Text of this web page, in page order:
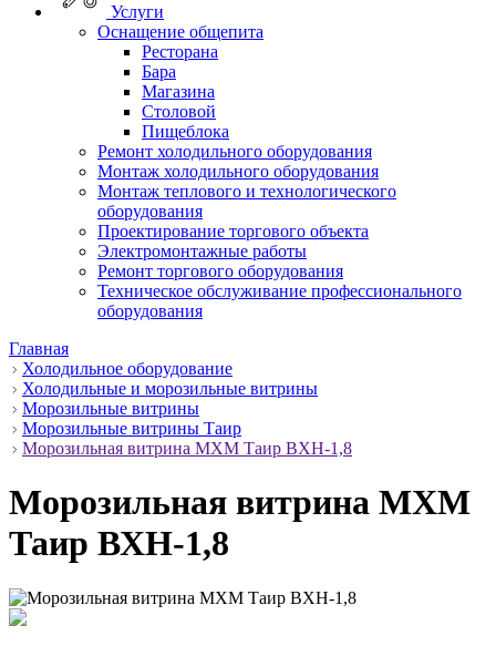
Услуги
Оснащение общепита
Ресторана
Бара
Магазина
Столовой
Пищеблока
Ремонт холодильного оборудования
Монтаж холодильного оборудования
Монтаж теплового и технологического
оборудования
Проектирование торгового объекта
Электромонтажные работы
Ремонт торгового оборудования
Техническое обслуживание профессионального
оборудования
Главная
Холодильное оборудование
Холодильные и морозильные витрины
Морозильные витрины
Морозильные витрины Таир
Морозильная витрина МХМ Таир ВХН-1,8
Морозильная витрина МХМ
Таир ВХН-1,8